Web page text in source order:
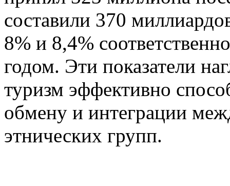
составили 370
8% и 8,4%
годом. Эти показатели
туризм эффективно
обмену и интеграции
этнических групп.